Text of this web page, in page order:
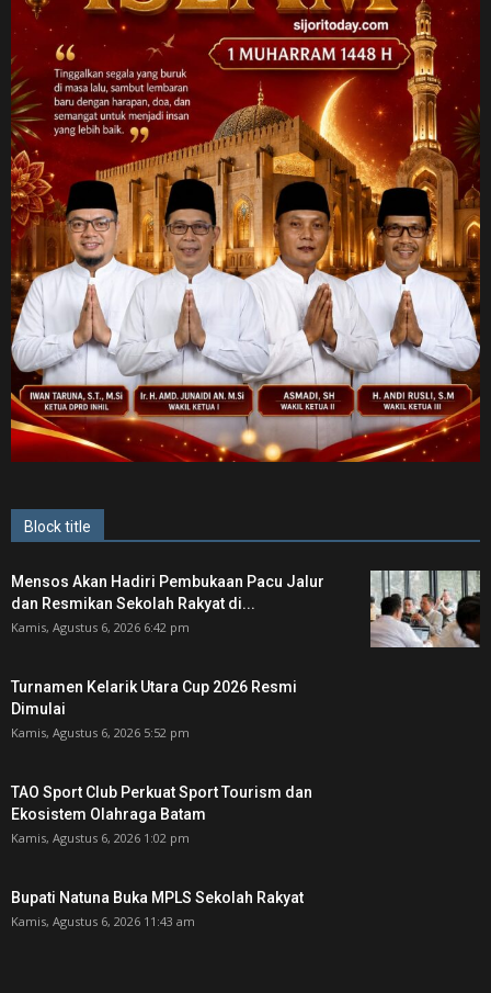
Block title
Mensos Akan Hadiri Pembukaan Pacu Jalur
dan Resmikan Sekolah Rakyat di...
Kamis, Agustus 6, 2026 6:42 pm
Turnamen Kelarik Utara Cup 2026 Resmi
Dimulai
Kamis, Agustus 6, 2026 5:52 pm
TAO Sport Club Perkuat Sport Tourism dan
Ekosistem Olahraga Batam
Kamis, Agustus 6, 2026 1:02 pm
Bupati Natuna Buka MPLS Sekolah Rakyat
Kamis, Agustus 6, 2026 11:43 am